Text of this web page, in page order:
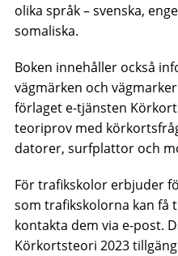
olika språk – svenska,
somaliska.
Boken innehåller också
vägmärken och
förlaget e-tjänsten
teoriprov med
datorer, surfplattor och
För trafikskolor erbjuder
som trafikskolorna kan få
kontakta dem via e-post.
Körkortsteori 2023